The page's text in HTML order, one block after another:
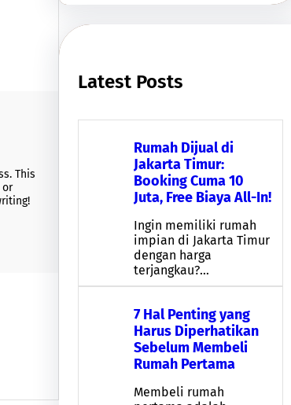
This
or
h
Latest Posts
Rumah Dijual di
Jakarta Timur:
Booking Cuma 10
Juta, Free Biaya All-In!
Ingin memiliki rumah
impian di Jakarta Timur
dengan harga
terjangkau?…
7 Hal Penting yang
Harus Diperhatikan
Sebelum Membeli
Rumah Pertama
Membeli rumah